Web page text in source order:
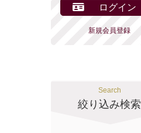
ログイン
新規会員登録
Search
絞り込み検索